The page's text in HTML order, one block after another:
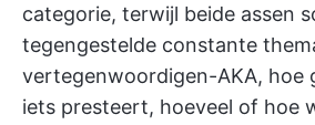
categorie, terwijl beide assen
tegengestelde constante
vertegenwoordigen-AKA, hoe
iets presteert, hoeveel of hoe